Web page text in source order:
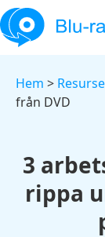
Hem >
från DVD
3
rippa